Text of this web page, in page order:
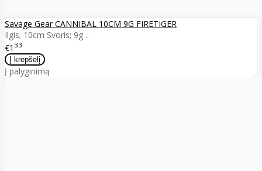
Savage Gear CANNIBAL 10CM 9G FIRETIGER
Ilgis; 10cm Svoris; 9g ..
€1 33
Į palyginimą